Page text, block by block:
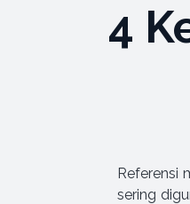
4
Referensi
sering